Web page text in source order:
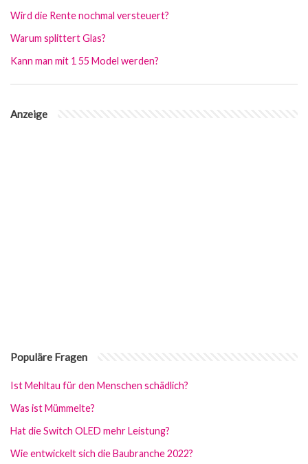
Wird die Rente nochmal versteuert?
Warum splittert Glas?
Kann man mit 1 55 Model werden?
Anzeige
Populäre Fragen
Ist Mehltau für den Menschen schädlich?
Was ist Mümmelte?
Hat die Switch OLED mehr Leistung?
Wie entwickelt sich die Baubranche 2022?